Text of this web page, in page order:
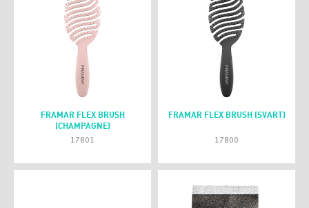
FRAMAR FLEX BRUSH
(CHAMPAGNE)
17801
FRAMAR FLEX BRUSH (SVART)
17800